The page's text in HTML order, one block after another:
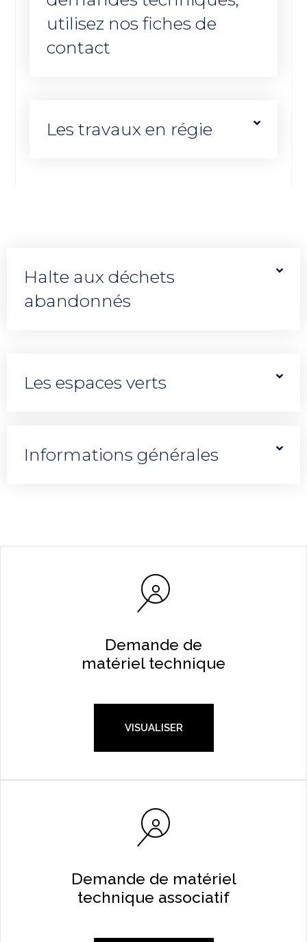
utilisez nos fiches de
contact
Les travaux en régie
Halte aux déchets
abandonnés
Les espaces verts
Informations générales
Demande de
matériel technique
VISUALISER
Demande de matériel
technique associatif